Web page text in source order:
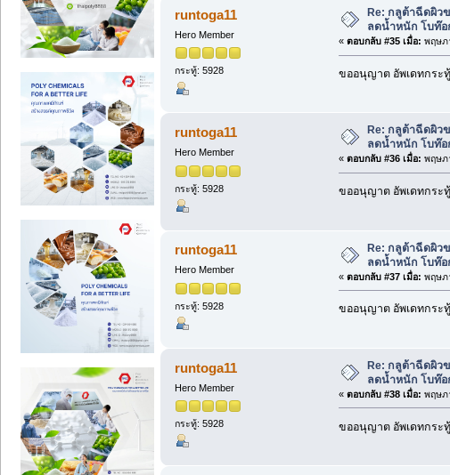
runtoga11
Hero Member
กระทู้: 5928
Re: กลูต้าฉีดผิว
ลดน้ำหนัก โบท๊อ
« ตอบกลับ #35 เมื่อ: พฤษภ
ขออนุญาต อัพเดทกระทู้
runtoga11
Hero Member
กระทู้: 5928
Re: กลูต้าฉีดผิว
ลดน้ำหนัก โบท๊อ
« ตอบกลับ #36 เมื่อ: พฤษภ
ขออนุญาต อัพเดทกระทู้
runtoga11
Hero Member
กระทู้: 5928
Re: กลูต้าฉีดผิวข
ลดน้ำหนัก โบท๊อ
« ตอบกลับ #37 เมื่อ: พฤษภ
ขออนุญาต อัพเดทกระทู้
runtoga11
Hero Member
กระทู้: 5928
Re: กลูต้าฉีดผิวข
ลดน้ำหนัก โบท๊อ
« ตอบกลับ #38 เมื่อ: พฤษภ
ขออนุญาต อัพเดทกระทู้